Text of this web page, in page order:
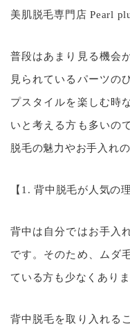
美肌脱毛専門店 Pearl
普段はあまり見る機会
見られているパーツの
プスタイルを楽しむ時
いと考える方も多いの
脱毛の魅力やお手入れ
【1. 背中脱毛が人気の
背中は自分ではお手入
です。そのため、ムダ
ている方も少なくありま
背中脱毛を取り入れる